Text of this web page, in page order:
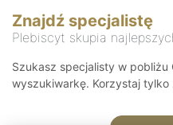
Znajdź specjalistę
Plebiscyt skupia
Szukasz specjalisty w pobliżu
wyszukiwarkę. Korzystaj tylko